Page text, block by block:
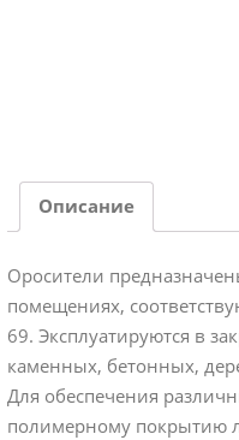
Описание
Оросители
помещениях,
69. Эксплуатируются в
каменных, бетонных,
Для обеспечения
полимерному покрытию